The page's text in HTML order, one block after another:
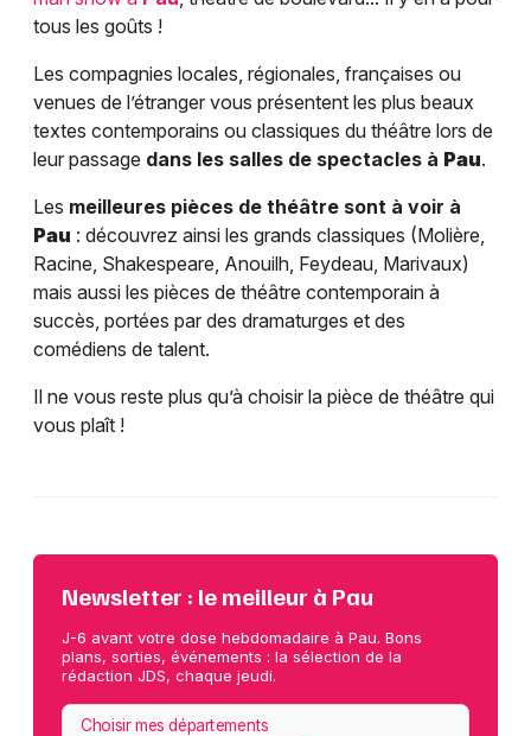
tous les goûts !
Les compagnies locales, régionales, françaises ou
venues de l’étranger vous présentent les plus beaux
textes contemporains ou classiques du théâtre lors de
leur passage dans les salles de spectacles à Pau.
Les meilleures pièces de théâtre sont à voir à
Pau : découvrez ainsi les grands classiques (Molière,
Racine, Shakespeare, Anouilh, Feydeau, Marivaux)
mais aussi les pièces de théâtre contemporain à
succès, portées par des dramaturges et des
comédiens de talent.
Il ne vous reste plus qu’à choisir la pièce de théâtre qui
vous plaît !
Newsletter : le meilleur à Pau
J-6 avant votre dose hebdomadaire à Pau. Bons
plans, sorties, événements : la sélection de la
rédaction JDS, chaque jeudi.
Choisir mes départements